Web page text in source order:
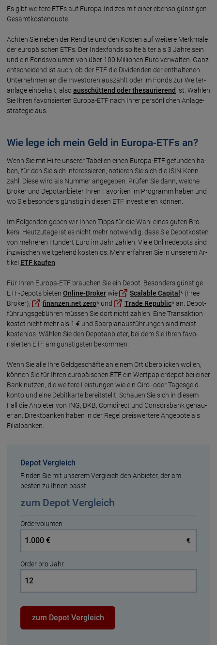
Es gibt weitere ETFs auf Europa-Indizes mit einer ebenso günstigen
Gesamtkostenquote.
Achten Sie neben der Ren­dite und den Kos­ten auf wei­te­re Merk­ma­le
der euro­päi­schen ETFs. Der Index­fonds soll­te äl­ter als 3 Jahre sein
und ein Fonds­volu­men von über 100 Millio­nen Euro verwal­ten. Ganz
ent­schei­dend ist auch, ob der ETF die Divi­den­den der ent­hal­ten­en
Unter­neh­men an die Inves­to­ren aus­zahlt oder im Fonds zur Weiter­
an­lage ein­be­hält, also aus­schüt­tend oder thesau­rie­rend ist. Wäh­len
Sie Ihren favo­risier­ten Europa-ETF nach Ihrer persön­lichen Anlage­
strate­gie aus.
Wie lege ich mein Geld in Europa-ETFs an?
Wenn Sie mit Hilfe unse­rer Tabel­len einen Euro­pa-ETF gefun­den ha­
ben, für den Sie sich interes­sie­ren, notie­ren Sie sich die ISIN-Kenn­
zahl. Diese wird als Num­mer ange­ge­ben. Prüfen Sie dann, wel­che
Broker und Depot­an­bie­ter Ihren Favo­riten im Pro­gramm ha­ben und
wo Sie beson­ders güns­tig in diesen ETF inves­tie­ren kön­nen.
Im Fol­gen­den ge­ben wir Ihnen Tipps für die Wahl eines guten Bro­
kers. Heut­zu­ta­ge ist es nicht mehr not­wen­dig, dass Sie Depot­kos­ten
von mehre­ren Hun­dert Euro im Jahr zah­len. Viele Online­de­pots sind
in­zwi­schen weit­ge­hend kosten­los. Mehr er­fah­ren Sie in unserem Ar­
ti­kel ETF kau­fen
Für Ihren Euro­pa-ETF brauchen Sie ein Depot. Be­son­ders güns­tige
ETF-Depots bieten On­line-Brokerwie Scalable Capital * (Free
Broker),
finan­zen.net zero* und Trade Repub­lic* an. Depot­
führungs­gebüh­ren müssen Sie dort nicht zah­len. Eine Trans­aktion
kos­tet nicht mehr als 1 € und Spar­plan­aus­füh­run­gen sind meist
kosten­los. Wäh­len Sie den Depot­an­bie­ter, bei dem Sie Ihren favo­
risier­ten ETF am güns­tigs­ten bekom­men.
Wenn Sie alle Ihre Geld­geschäf­te an einem Ort über­blicken wol­len,
kön­nen Sie für Ihren euro­päi­schen ETF ein Wert­papier­de­pot bei einer
Bank nut­zen, die weite­re Leis­tun­gen wie ein Giro- oder Tages­geld­
konto und eine Debit­kar­te bereit­stellt. Schauen Sie sich in diesem
Fall die An­bie­ter von ING, DKB, Com­direct und Consors­bank genau­
er an. Direkt­ban­ken haben in der Regel preis­werte­re Ange­bo­te als
Filial­ban­ken.
Depot Vergleich
Finden Sie mit unserem Vergleich den Anbieter, der am
besten zu Ihnen passt.
zum Depot Vergleich
Ordervolumen
€
Order pro Jahr
zum Depot Vergleich